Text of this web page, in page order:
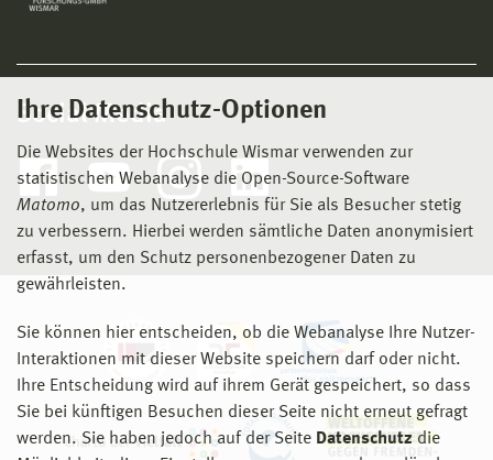
Ihre Datenschutz-Optionen
Die Websites der Hochschule Wismar verwenden zur
statistischen Webanalyse die Open-Source-Software
Matomo, um das Nutzererlebnis für Sie als Besucher stetig
zu verbessern. Hierbei werden sämtliche Daten anonymisiert
erfasst, um den Schutz personenbezogener Daten zu
gewährleisten.
Sie können hier entscheiden, ob die Webanalyse Ihre Nutzer-
Interaktionen mit dieser Website speichern darf oder nicht.
Ihre Entscheidung wird auf ihrem Gerät gespeichert, so dass
Sie bei künftigen Besuchen dieser Seite nicht erneut gefragt
werden. Sie haben jedoch auf der Seite Datenschutz die
Social Media